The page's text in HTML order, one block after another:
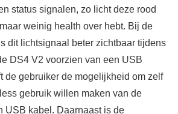
status signalen, zo licht deze rood
weinig health over hebt. Bij de
dit lichtsignaal beter zichtbaar tijdens
DS4 V2 voorzien van een USB
de gebruiker de mogelijkheid om zelf
gebruik willen maken van de
USB kabel. Daarnaast is de